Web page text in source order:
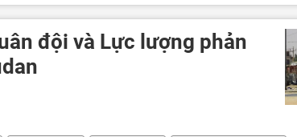
sự
Sáp nhập DNR, LNR, Zaporozhye và Kherson vào Nga
đội và Lực lượng phản